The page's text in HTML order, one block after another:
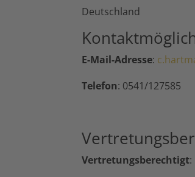
Deutschland
E-Mail-Adresse:
Telefon: 0541/127585
Vertretungsberechtigt: